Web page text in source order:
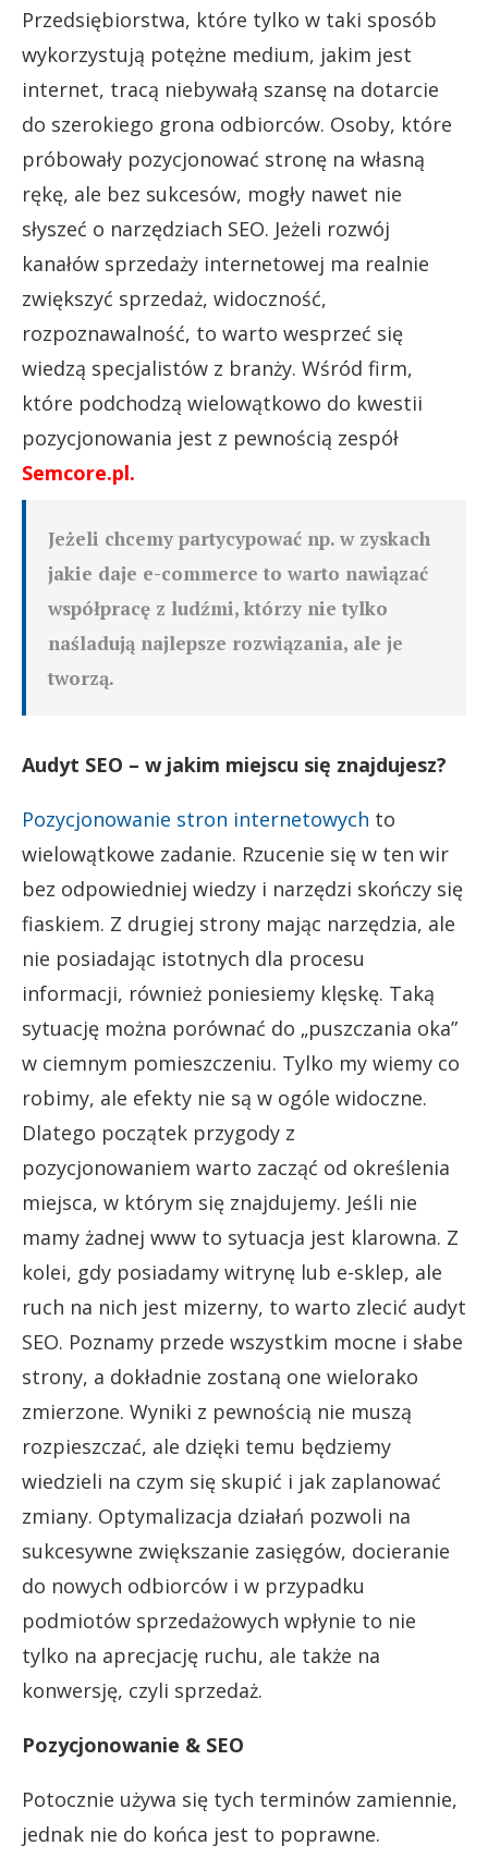
Przedsiębiorstwa, które tylko w taki sposób
wykorzystują potężne medium, jakim jest
internet, tracą niebywałą szansę na dotarcie
do szerokiego grona odbiorców. Osoby, które
próbowały pozycjonować stronę na własną
rękę, ale bez sukcesów, mogły nawet nie
słyszeć o narzędziach SEO. Jeżeli rozwój
kanałów sprzedaży internetowej ma realnie
zwiększyć sprzedaż, widoczność,
rozpoznawalność, to warto wesprzeć się
wiedzą specjalistów z branży. Wśród firm,
które podchodzą wielowątkowo do kwestii
pozycjonowania jest z pewnością zespół
Semcore.pl.
Jeżeli chcemy partycypować np. w zyskach
jakie daje e-commerce to warto nawiązać
współpracę z ludźmi, którzy nie tylko
naśladują najlepsze rozwiązania, ale je
tworzą.
Audyt SEO – w jakim miejscu się znajdujesz?
Pozycjonowanie stron internetowych to
wielowątkowe zadanie. Rzucenie się w ten wir
bez odpowiedniej wiedzy i narzędzi skończy się
fiaskiem. Z drugiej strony mając narzędzia, ale
nie posiadając istotnych dla procesu
informacji, również poniesiemy klęskę. Taką
sytuację można porównać do „puszczania oka”
w ciemnym pomieszczeniu. Tylko my wiemy co
robimy, ale efekty nie są w ogóle widoczne.
Dlatego początek przygody z
pozycjonowaniem warto zacząć od określenia
miejsca, w którym się znajdujemy. Jeśli nie
mamy żadnej www to sytuacja jest klarowna. Z
kolei, gdy posiadamy witrynę lub e-sklep, ale
ruch na nich jest mizerny, to warto zlecić audyt
SEO. Poznamy przede wszystkim mocne i słabe
strony, a dokładnie zostaną one wielorako
zmierzone. Wyniki z pewnością nie muszą
rozpieszczać, ale dzięki temu będziemy
wiedzieli na czym się skupić i jak zaplanować
zmiany. Optymalizacja działań pozwoli na
sukcesywne zwiększanie zasięgów, docieranie
do nowych odbiorców i w przypadku
podmiotów sprzedażowych wpłynie to nie
tylko na aprecjację ruchu, ale także na
konwersję, czyli sprzedaż.
Pozycjonowanie & SEO
Potocznie używa się tych terminów zamiennie,
jednak nie do końca jest to poprawne.